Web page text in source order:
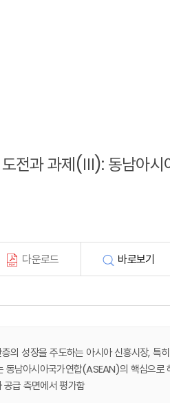
전과 과제(Ⅲ): 동남아시
다운로드 바로보기
성장을 주도하는 아시아 신흥시장, 특
동남아시아국가연합(ASEAN)의 핵심으
공급 측면에서 평가함